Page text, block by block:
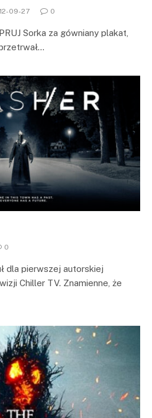
09-27 0
Sorka za gówniany plakat,
0
dla pierwszej autorskiej
Chiller TV. Znamienne, że